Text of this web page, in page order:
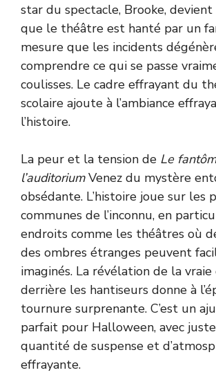
star du spectacle, Brooke, devient
que le théâtre est hanté par un
mesure que les incidents
comprendre ce qui se passe
coulisses. Le cadre effrayant du
scolaire ajoute à l’ambiance
l’histoire.
La peur et la tension de Le
l’auditoriumVenez du mystère
obsédante. L’histoire joue sur les
communes de l’inconnu, en
endroits comme les théâtres où
des ombres étranges peuvent
imaginés. La révélation de la vraie
derrière les hantiseurs donne à
tournure surprenante. C’est un
parfait pour Halloween, avec
quantité de suspense et
effrayante.